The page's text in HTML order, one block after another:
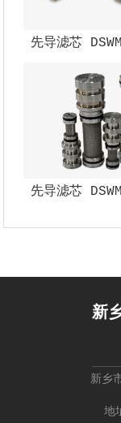
先导滤芯
先导滤芯
新
新乡
地